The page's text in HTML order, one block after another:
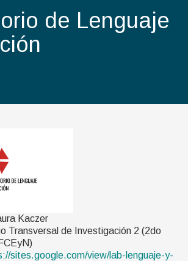
de Lenguaje
Kaczer
Transversal de Investigación 2 (2do
sites.google.com/view/lab-lenguaje-y-